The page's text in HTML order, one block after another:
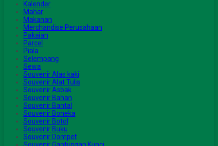
Kalender
Mahar
Makanan
Merchandise Perusahaan
Pakaian
Parcel
Piala
Selempang
Sewa
Souvenir Alas kaki
Souvenir Alat Tulis
Souvenir Asbak
Souvenir Bahan
Souvenir Bantal
Souvenir Boneka
Souvenir Botol
Souvenir Buku
Souvenir Dompet